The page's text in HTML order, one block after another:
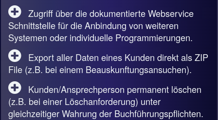
Zugriff über die dokumentierte Webservice
Schnittstelle für die Anbindung von weiteren
Systemen oder individuelle Programmierungen.
Export aller Daten eines Kunden direkt als ZIP
File (z.B. bei einem Beauskunftungsansuchen).
Kunden/Ansprechperson permanent löschen
(z.B. bei einer Löschanforderung) unter
gleichzeitiger Wahrung der Buchführungspflichten.